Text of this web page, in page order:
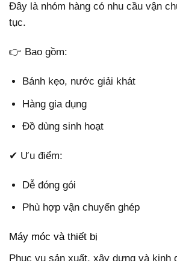
Đây là nhóm hàng có nhu cầu vận
tục.
👉 Bao gồm:
Bánh kẹo, nước giải khát
Hàng gia dụng
Đồ dùng sinh hoạt
✔ Ưu điểm:
Dễ đóng gói
Phù hợp vận chuyển ghép
Máy móc và thiết bị
Phục vụ sản xuất, xây dựng và kinh